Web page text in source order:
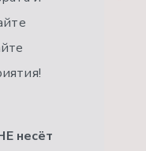
несёт